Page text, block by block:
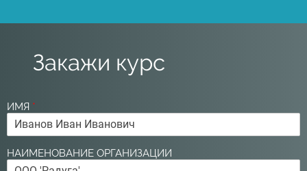
Закажи курс
ИМЯ *
НАИМЕНОВАНИЕ ОРГАНИЗАЦИИ